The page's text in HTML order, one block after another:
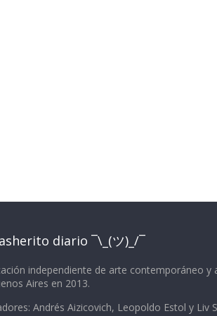
diario ¯\_(ツ)_/¯
independiente de arte contemporáneo y
Aires en 2013.
Andrés Aizicovich, Leopoldo Estol y Liv